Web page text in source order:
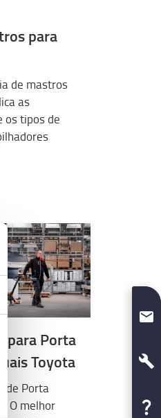
para
de mastros
as
os tipos de
para Porta
Toyota
de Porta
O melhor